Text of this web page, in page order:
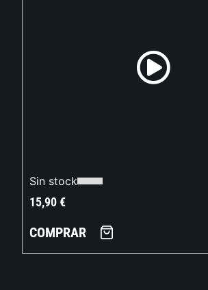
Sin stock
15,90€
COMPRAR